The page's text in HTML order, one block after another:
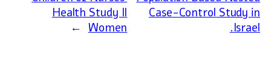
Case-Control Study in
Israel.
Health Study II
Women
→